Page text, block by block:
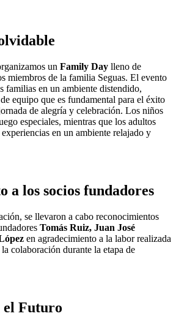
un Family Day lleno de
miembros de la familia Seguas. El evento
familias en un ambiente distendido,
equipo que es fundamental para el éxito
de alegría y celebración. Los niños
especiales, mientras que los adultos
en un ambiente relajado y
a los socios fundadores
se llevaron a cabo reconocimientos
Tomás Ruiz, Juan José
en agradecimiento a la labor realizada
colaboración durante la etapa de
Futuro